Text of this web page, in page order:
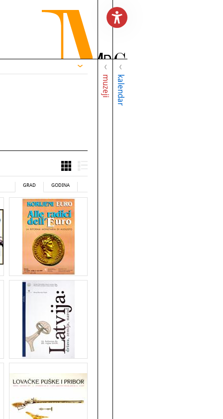
muzeji kalendar
GRAD GODINA